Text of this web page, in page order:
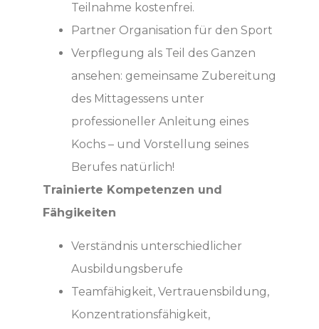
Teilnahme kostenfrei.
Partner Organisation für den Sport
Verpflegung als Teil des Ganzen
ansehen: gemeinsame Zubereitung
des Mittagessens unter
professioneller Anleitung eines
Kochs – und Vorstellung seines
Berufes natürlich!
Trainierte Kompetenzen und
Fähgikeiten
Verständnis unterschiedlicher
Ausbildungsberufe
Teamfähigkeit, Vertrauensbildung,
Konzentrationsfähigkeit,